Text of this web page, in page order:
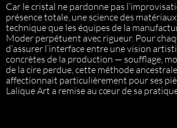
Car le cristal ne pardonne pas
présence totale, une science des
technique que les équipes de la
Moder perpétuent avec rigueur. Pour
d’assurer l’interface entre une vision
concrètes de la production — soufflage,
de la cire perdue, cette méthode
affectionnait particulièrement pour ses
Lalique Art a remise au cœur de sa